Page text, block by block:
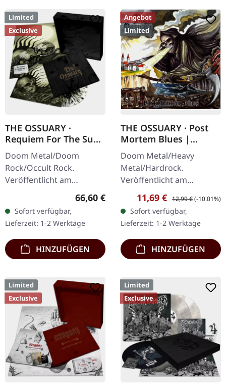
Limited
Exclusive
THE OSSUARY ·
Requiem For The Sun
| WOODEN LP+MC+CD
BOX
Doom Metal/Doom
Rock/Occult Rock.
Veröffentlicht am
23.05.2025, auf Supreme
Chaos Records. Ultra
schwere, handgearbeitete
Holzbox mit graviertem
Logo…
Regulärer Preis:
66,60 €
Sofort verfügbar,
Lieferzeit: 1-2 Werktage
HINZUFÜGEN
Angebot
Limited
THE OSSUARY · Post
Mortem Blues |
DIGIPAK CD
Doom Metal/Heavy
Metal/Hardrock.
Veröffentlicht am
17.02.2017, auf Supreme
Chaos Records. Limitierte
Erstauflage als Digipak.
Debüt-Album der…
Verkaufspreis:
11,69 € Regulärer Preis:
12,99 €(-10.01%)
Sofort verfügbar,
Lieferzeit: 1-2 Werktage
HINZUFÜGEN
Limited
Exclusive
Limited
Exclusive